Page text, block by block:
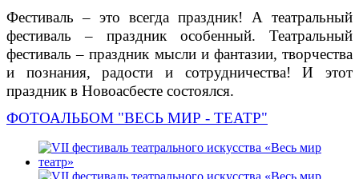
Фестиваль – это всегда праздник! А театральный
фестиваль – праздник особенный. Театральный
фестиваль – праздник мысли и фантазии, творчества
и познания, радости и сотрудничества! И этот
праздник в Новоасбесте состоялся.
ФОТОАЛЬБОМ "ВЕСЬ МИР - ТЕАТР"